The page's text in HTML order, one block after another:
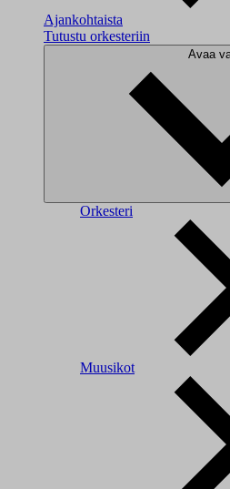
Ajankohtaista
Tutustu orkesteriin
Avaa
Orkesteri
Muusikot